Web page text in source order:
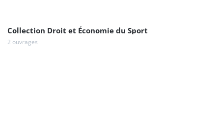
Collection Droit et Économie du Sport
2 ouvrages